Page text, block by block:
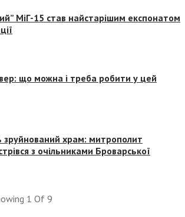
МіГ-15 став найстарішим експонатом
що можна і треба робити у цей
зруйнований храм: митрополит
з очільниками Броварської
1 Of 9